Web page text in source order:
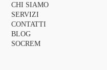
CHI SIAMO
SERVIZI
CONTATTI
BLOG
SOCREM